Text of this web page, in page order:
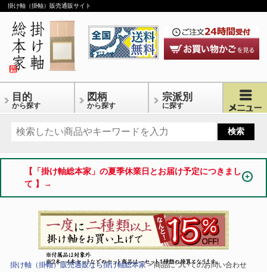
掛け軸（掛軸）販売通販サイト
目的
から探す
図柄
から探す
宗派別
に探す
【「掛け軸総本家」の夏季休業日とお届け予定につきまし
て 】→
掛け軸（掛軸）販売通販なら掛け軸総本家> 商品についてのお問い合わせ